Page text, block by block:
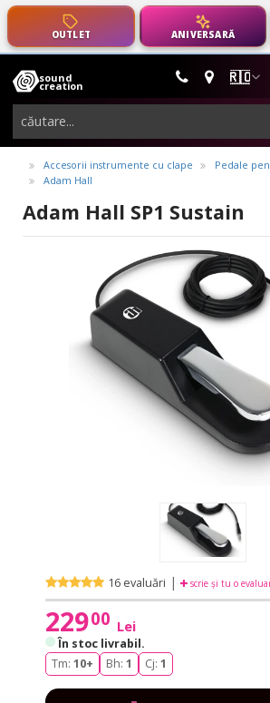
OUTLET ANIVERSARĂ
🇷🇴
sound
creation
instrumente
muzicale,
echipamente
pro-
audio
Accesorii instrumente cu clape
Pedale
Adam Hall
Adam Hall SP1 Sustain
16 evaluări | scrie și tu o
22900 Lei
În stoc livrabil.
Tm: 10+ Bh: 1 Cj: 1